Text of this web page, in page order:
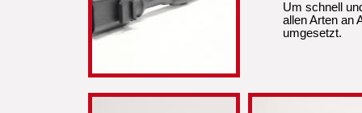
Um schnell
allen Arten an
umgesetzt.